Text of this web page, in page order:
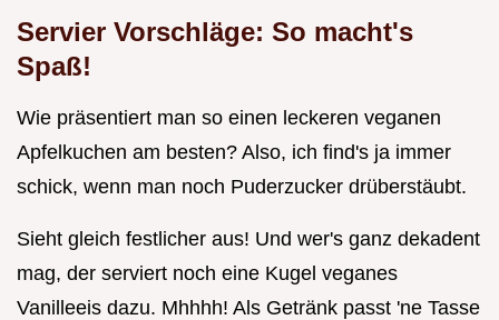
Servier Vorschläge: So macht's
Spaß!
Wie präsentiert man so einen leckeren veganen
Apfelkuchen am besten? Also, ich find's ja immer
schick, wenn man noch Puderzucker drüberstäubt.
Sieht gleich festlicher aus! Und wer's ganz dekadent
mag, der serviert noch eine Kugel veganes
Vanilleeis dazu. Mhhhh! Als Getränk passt 'ne Tasse